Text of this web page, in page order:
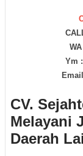
Ym :
CV.
Melayani
Daerah